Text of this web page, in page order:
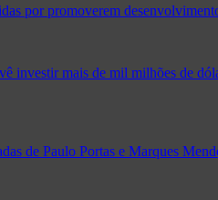
por promoverem
investir mais de mil milhões de
de Paulo Portas e Marques